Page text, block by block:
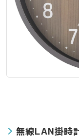
無線LAN掛時